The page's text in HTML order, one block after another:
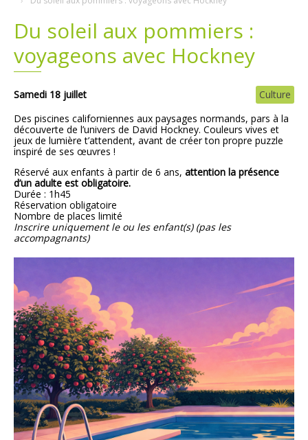
Du soleil aux pommiers :
voyageons avec Hockney
Samedi 18 juillet
Culture
Des piscines californiennes aux paysages normands, pars à la
découverte de l’univers de David Hockney. Couleurs vives et
jeux de lumière t’attendent, avant de créer ton propre puzzle
inspiré de ses œuvres !
Réservé aux enfants à partir de 6 ans, attention la présence
d’un adulte est obligatoire.
Durée : 1h45
Réservation obligatoire
Nombre de places limité
Inscrire uniquement le ou les enfant(s) (pas les
accompagnants)
Plans
Demandes légales
Emploi
Marchés publics
Grands projets